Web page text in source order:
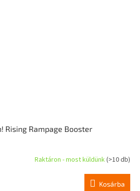
Rising Rampage Booster
Raktáron - most küldünk(>10 db)
Kosárba